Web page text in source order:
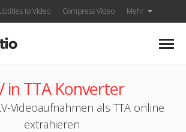
to Video Compress Video Mehr
in TTA Konverter
Videoaufnahmen als TTA online
extrahieren